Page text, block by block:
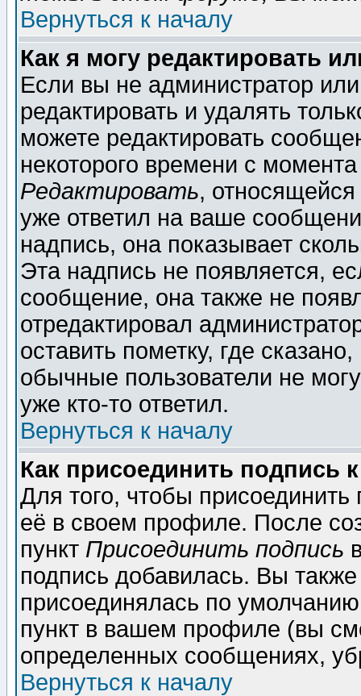
Вернуться к началу
Как я могу редактировать
Если вы не администратор
редактировать и удалять
можете редактировать
некоторого времени с
Редактировать,
уже ответил на ваше
надпись, она показывает
Эта надпись не появляется,
сообщение, она также не
отредактировал
оставить пометку, где
обычные пользователи не
уже кто-то ответил.
Вернуться к началу
Как присоединить подпись
Для того, чтобы
её в своем профиле. После
пункт Присоединить подпись
подпись добавилась. Вы
присоединялась по
пункт в вашем профиле (вы
определенных сообщениях,
Вернуться к началу